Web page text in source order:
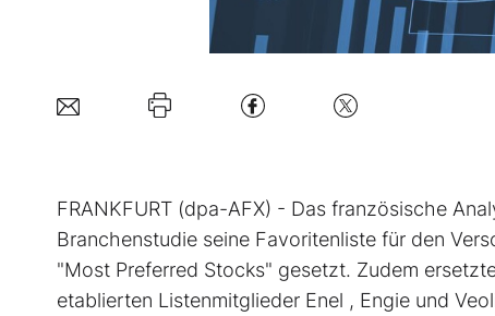
FRANKFURT (dpa-AFX) - Das französische
Branchenstudie seine Favoritenliste für den
"Most Preferred Stocks" gesetzt. Zudem
etablierten Listenmitglieder Enel , Engie und